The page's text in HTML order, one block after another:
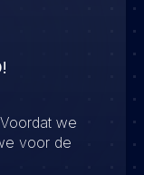
we
voor de